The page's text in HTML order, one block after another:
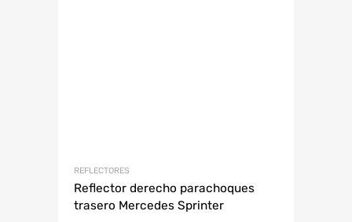
REFLECTORES
Reflector derecho parachoques
trasero Mercedes Sprinter